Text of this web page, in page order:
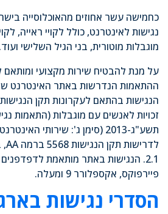
כחמישה עשר אחוזים מהאוכלוסייה
נגישות לאינטרנט, כולל לקויי ראייה,
מוגבלות מוטורית, בני הגיל השלישי ועוד.
על מנת להבטיח שירות מקצועי ומותאם
ההתאמות הנדרשות באתר האינטרנט
הנגישות בהתאם לעקרונות תקן הנגישות
זכויות לאנשים עם מוגבלות (התאמות
תשע"ג-2013 (סימן ג': שירותי
2.1. הנגישות באתר מותאמת
פיירפוקס, אקספלורר 9 ומעלה.
הסדרי נגישות